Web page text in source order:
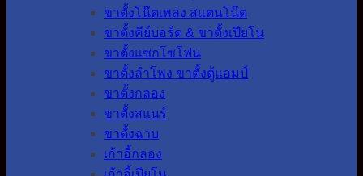
ขาตั้งโน๊ตเพลง สแตนโน๊ต
ขาตั้งคีย์บอร์ด & ขาตั้งเปียโน
ขาตั้งแซกโซโฟน
ขาตั้งลำโพง ขาตั้งตู้แอมป์
ขาตั้งกลอง
ขาตั้งสแนร์
ขาตั้งฉาบ
เก้าอี้กลอง